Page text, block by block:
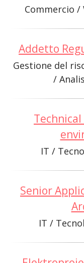
Commercio /
Addetto
Gestione del
/
Technical
IT /
Senior
IT /